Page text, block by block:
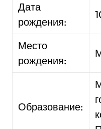
Дата
рождения:
Место
рождения:
Образование: